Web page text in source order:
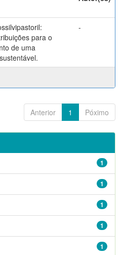
para o
de uma
-
Anterior 1 Póximo
1
1
1
1
1